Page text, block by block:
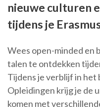
nieuwe culturen
tijdens je
Wees open-minded en
talen te ontdekken
Tijdens je verblijf in het
Opleidingen krijg je de
komen met